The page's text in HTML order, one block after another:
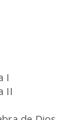
I
II